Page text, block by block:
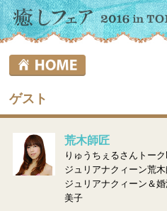
ゲスト
荒木師匠
りゅうちぇるさんトー
ジュリアナクィーン荒
ジュリアナクィーン＆
美子